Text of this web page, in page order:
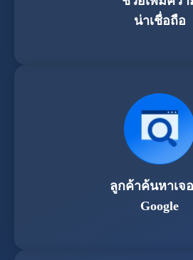
น่าเชื่อถือ
ลูกค้าค้นหาเจ
Google